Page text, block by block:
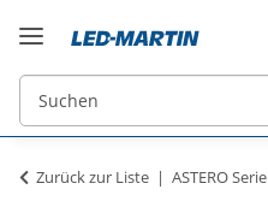
Zurück zur Liste ASTERO Serie